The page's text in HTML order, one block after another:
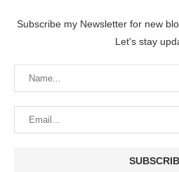
Subscribe my Newsletter for new
Let's stay